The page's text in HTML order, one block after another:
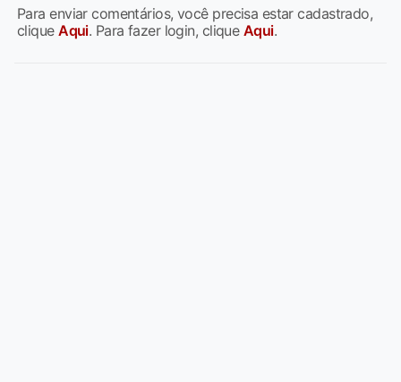
Para enviar comentários, você precisa estar cadastrado,
cliqueAqui. Para fazer login, clique Aqui.